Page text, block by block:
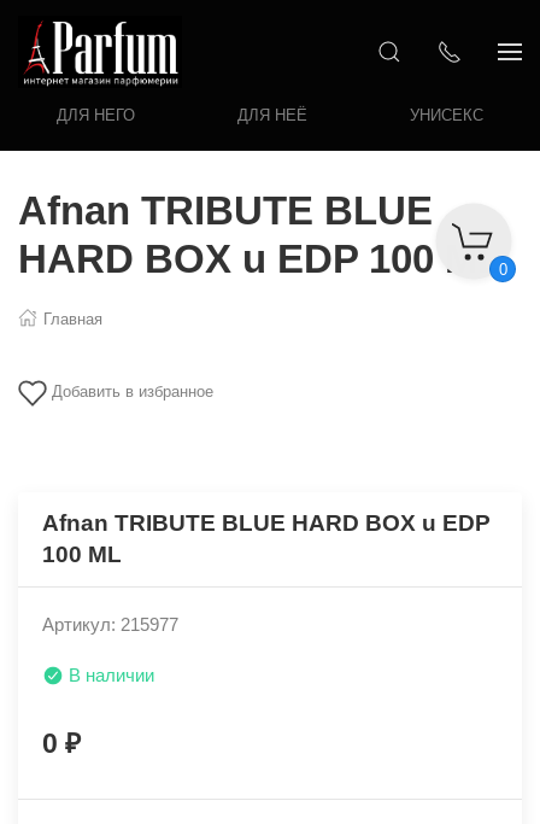
ДЛЯ НЕГО ДЛЯ НЕЁ УНИСЕКС
0
Afnan TRIBUTE BLUE
HARD BOX u EDP 100 ML
Главная
Добавить в избранное
Afnan TRIBUTE BLUE HARD BOX u EDP
100 ML
Артикул: 215977
В наличии
0